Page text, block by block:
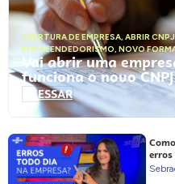
ABERTURA DE EMPRESA, ABRIR CNPJ
EMPREENDEDORISMO, NOVO
Vai abrir uma
funciona o novo
ACESSAR
erros